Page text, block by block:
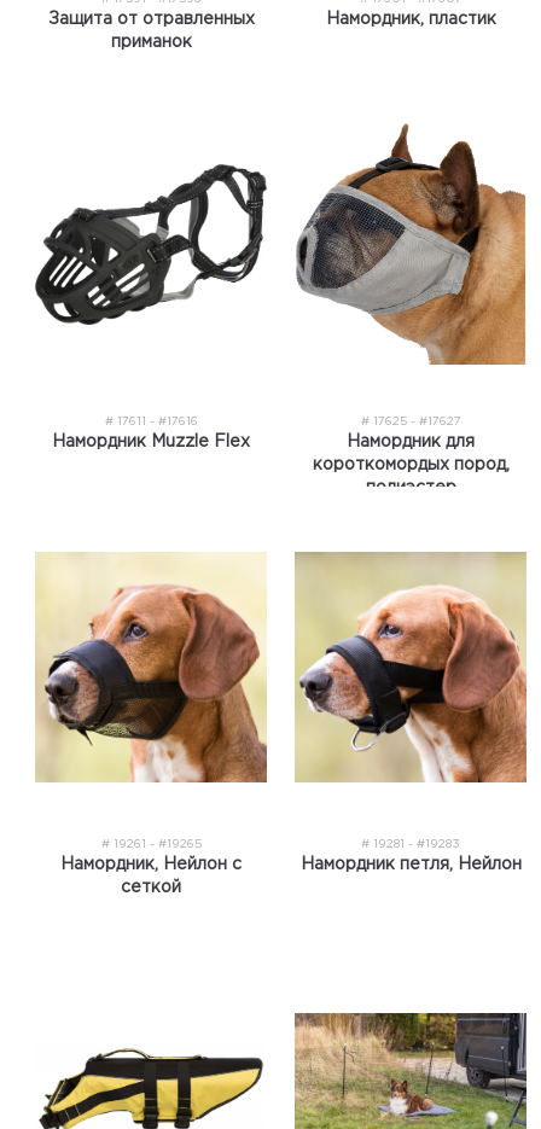
Защита от отравленных
приманок
Намордник, пластик
# 17611 - #17616
Намордник Muzzle Flex
# 17625 - #17627
Намордник для
короткомордых пород,
полиэстер
# 19261 - #19265
Намордник, Нейлон с
сеткой
# 19281 - #19283
Намордник петля, Нейлон